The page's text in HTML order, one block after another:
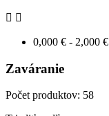
 
0,000 € - 2,000 €
Zaváranie
Počet produktov: 58